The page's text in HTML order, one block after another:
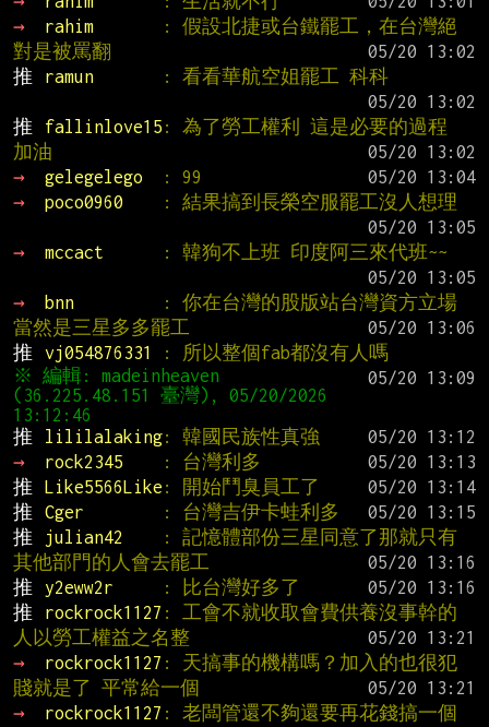
→
rahim
: 假設北捷或台鐵罷工，在台灣絕
對是被罵翻
推
ramun
: 看看華航空姐罷工 科科
推
fallinlove15 : 為了勞工權利 這是必要的過程
加油
→
gelegelego : 99
→
poco0960
: 結果搞到長榮空服罷工沒人想理
→
mccact
: 韓狗不上班 印度阿三來代班~~
→
bnn
: 你在台灣的股版站台灣資方立場
當然是三星多多罷工
推
vj054876331
: 所以整個fab都沒有人嗎
※ 編輯: madeinheaven
(36.225.48.151 臺灣), 05/20/2026
推
lililalaking: 韓國民族性真強
→
rock2345 : 台灣利多
推
Like5566Like : 開始鬥臭員工了
推
Cger : 台灣吉伊卡蛙利多
推
julian42
: 記憶體部份三星同意了那就只有
其他部門的人會去罷工
推
y2eww2r : 比台灣好多了
推
rockrock1127 : 工會不就收取會費供養沒事幹的
人以勞工權益之名整
→
rockrock1127 : 天搞事的機構嗎？加入的也很犯
賤就是了 平常給一個
→
rockrock1127 : 老闆管還不夠還要再花錢搞一個